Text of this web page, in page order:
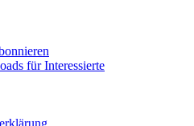
für Interessierte